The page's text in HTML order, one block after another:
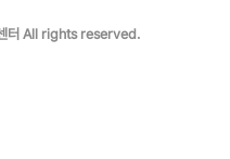
터 All rights reserved.